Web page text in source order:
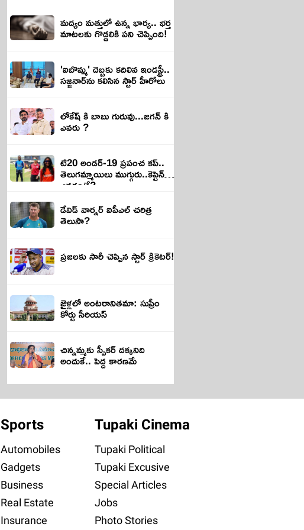
మద్యం మత్తులో ఉన్న భార్య.. భర్త
మాటలకు గొడ్డలికి పని చెప్పింది!
'ఐబొమ్మ' దెబ్బకు కదిలిన ఇండస్ట్రీ..
సజ్జనార్‌ను కలిసిన స్టార్ హీరోలు
లోకేష్ కి బాబు గురువు...జగన్ కి
ఎవరు ?
టి20 అండర్-19 ప్రపంచ కప్..
తెలుగమ్మాయిలు ముగ్గురు..కెప్టెన్
ఎవరంటే?
డేవిడ్ వార్నర్ ఐపీఎల్ చరిత్ర
తెలుసా?
ప్రజలకు సారీ చెప్పిన స్టార్ క్రికెటర్!
జైళ్ల‌లో అంట‌రానితమా: సుప్రీం
కోర్టు సీరియ‌స్‌
చిన్నమ్మకు స్పీకర్ దక్కనిది
అందుకే.. పెద్ద కారణమే
Sports
Automobiles
Gadgets
Business
Real Estate
Insurance
Tupaki Cinema
Tupaki Political
Tupaki Excusive
Special Articles
Jobs
Photo Stories